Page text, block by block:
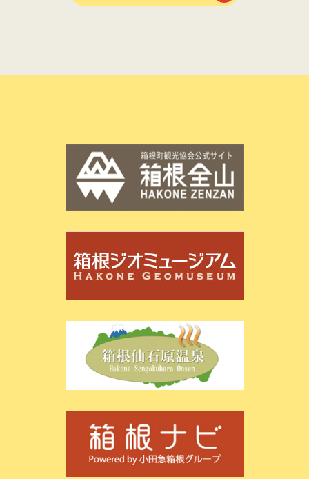
くろたまSHOP オリジナル商品
「黒たまご」のひみつ 「黒たまご」ができるまで
「黒たまご」グッズ
大涌谷の歴史
大涌谷のみどころ 大涌谷の温泉